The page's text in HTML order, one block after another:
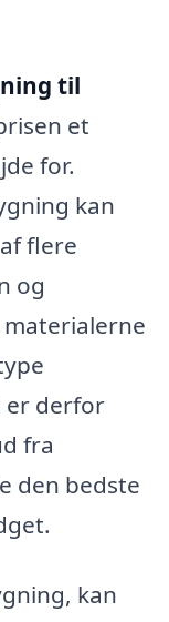
til
et
for.
kan
flere
og
er derfor
fra
den bedste
kan